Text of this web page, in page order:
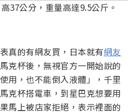
37公分，重量高達9.5公斤。
真的有網友買，日本就有網友
克杯後，無視官方一開始說的
用，也不能倒入液體」，千里
克杯搭電車，到星巴克想要用
馬上被店家拒絕，表示裡面的